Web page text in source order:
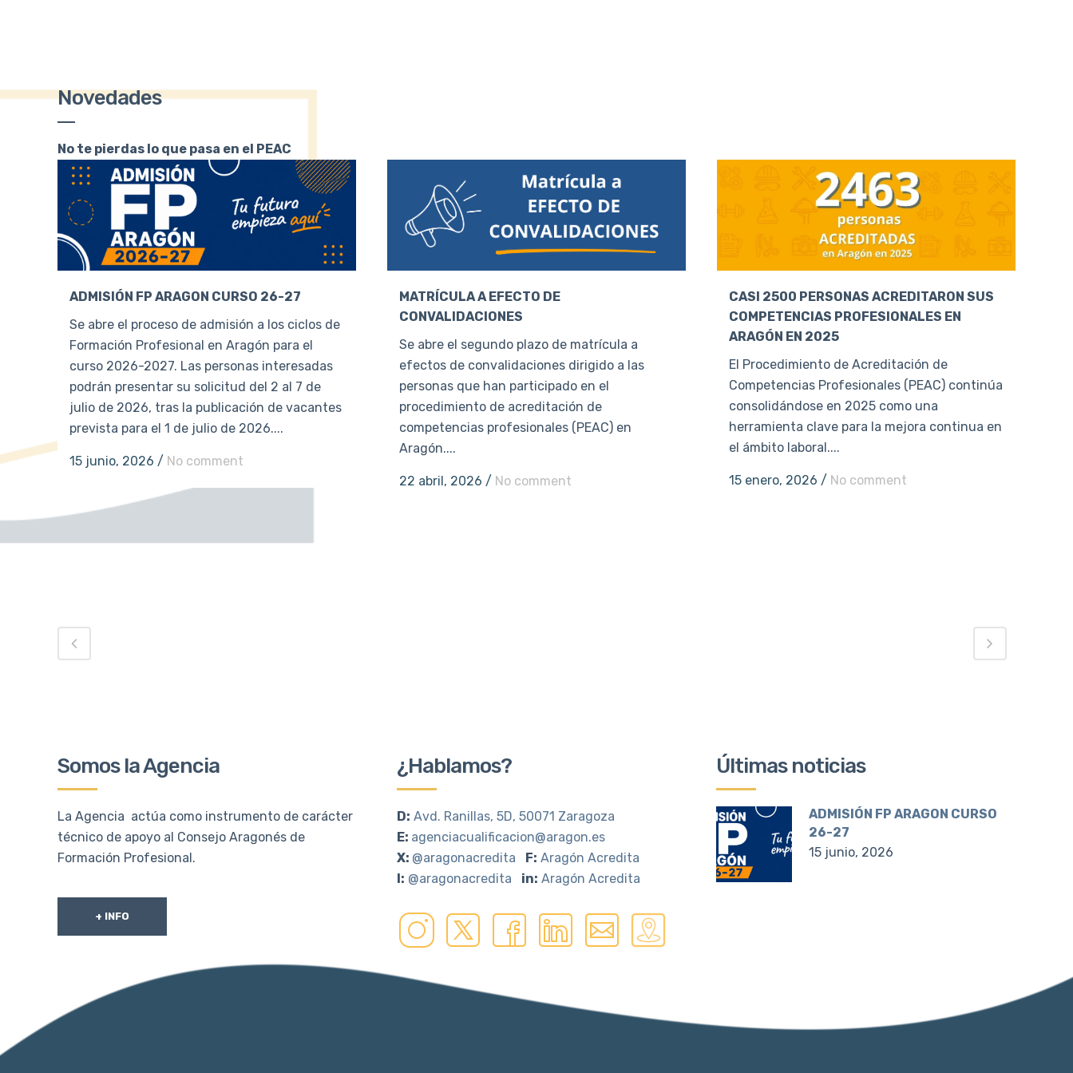
Novedades
No te pierdas lo que pasa en el PEAC
ADMISIÓN FP ARAGON CURSO 26-27
Se abre el proceso de admisión a los ciclos de
Formación Profesional en Aragón para el
curso 2026-2027. Las personas interesadas
podrán presentar su solicitud del 2 al 7 de
julio de 2026, tras la publicación de vacantes
prevista para el 1 de julio de 2026....
15 junio, 2026 / No comment
MATRÍCULA A EFECTO DE
CONVALIDACIONES
Se abre el segundo plazo de matrícula a
efectos de convalidaciones dirigido a las
personas que han participado en el
procedimiento de acreditación de
competencias profesionales (PEAC) en
Aragón....
22 abril, 2026 / No comment
CASI 2500 PERSONAS ACREDITARON SUS
COMPETENCIAS PROFESIONALES EN
ARAGÓN EN 2025
El Procedimiento de Acreditación de
Competencias Profesionales (PEAC) continúa
consolidándose en 2025 como una
herramienta clave para la mejora continua en
el ámbito laboral....
15 enero, 2026 / No comment
Somos la Agencia
La Agencia actúa como instrumento de carácter
técnico de apoyo al Consejo Aragonés de
Formación Profesional.
+ INFO
¿Hablamos?
D: Avd. Ranillas, 5D, 50071 Zaragoza
E: agenciacualificacion@aragon.es
X: @aragonacredita F: Aragón Acredita
I: @aragonacredita in: Aragón Acredita
Últimas noticias
ADMISIÓN FP ARAGON CURSO
26-27
15 junio, 2026